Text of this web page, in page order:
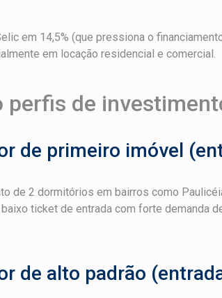
em 14,5% (que pressiona o
em locação residencial e comercial.
perfis de
de primeiro imóvel
de 2 dormitórios em bairros como
ticket de entrada com forte demanda
de alto padrão